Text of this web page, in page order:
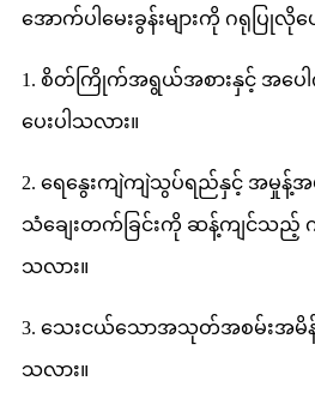
အောက်ပါမေးခွန်းများကို ဂရုပြုလို
1. စိတ်ကြိုက်အရွယ်အစားနှင့် အပေါ
ပေးပါသလား။
2. ရေနွေးကျဲကျဲသွပ်ရည်နှင့် အမှုန့်
သံချေးတက်ခြင်းကို ဆန့်ကျင်သည့်
သလား။
3. သေးငယ်သောအသုတ်အစမ်းအမိ
သလား။